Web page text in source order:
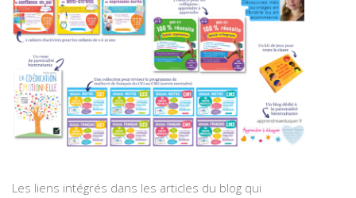
Les liens intégrés dans les articles du blog qui